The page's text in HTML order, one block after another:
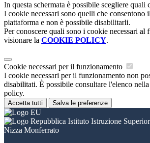
In questa schermata è possibile scegliere quali
I cookie necessari sono quelli che consentono
piattaforma e non è possibile disabilitarli.
Per conoscere quali sono i cookie necessari al
visionare la COOKIE POLICY.
Cookie necessari per il funzionamento
I cookie necessari per il funzionamento non
disabilitati. È possibile consultare l'elenco
policy.
Accetta tutti Salva le preferenze
Istituto Istruzione
Nizza Monferrato